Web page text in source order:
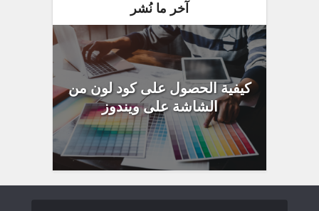
آخر ما نُشر
كيفية الحصول على كود لون من
الشاشة على ويندوز